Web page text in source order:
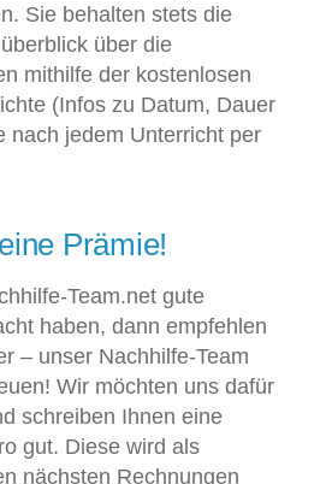
Sie behalten stets die
über die
mithilfe der kostenlosen
(Infos zu Datum, Dauer
nach jedem Unterricht per
Prämie!
Team.net gute
haben, dann empfehlen
– unser Nachhilfe-Team
Wir möchten uns dafür
schreiben Ihnen eine
gut. Diese wird als
nächsten Rechnungen